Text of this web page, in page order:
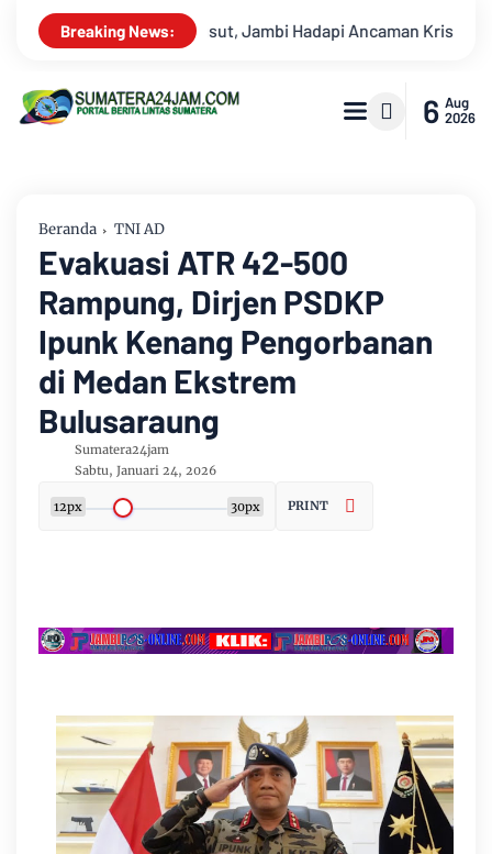
Breaking News:
Air Bersih dan Karhutla Kekeruhan Sungai
6 Aug
2026
Beranda TNI AD
Evakuasi ATR 42-500
Rampung, Dirjen PSDKP
Ipunk Kenang Pengorbanan
di Medan Ekstrem
Bulusaraung
Sumatera24jam
Sabtu, Januari 24, 2026
12px 30px PRINT